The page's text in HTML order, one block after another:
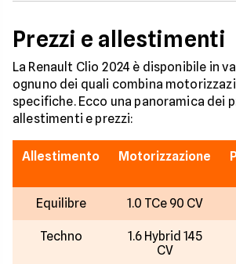
Prezzi e allestimenti
La Renault Clio 2024 è disponibile in
ognuno dei quali combina
specifiche. Ecco una panoramica dei
allestimenti e prezzi:
Allestimento Motorizzazione
Equilibre 1.0 TCe 90 CV
Techno
1.6 Hybrid 145
CV